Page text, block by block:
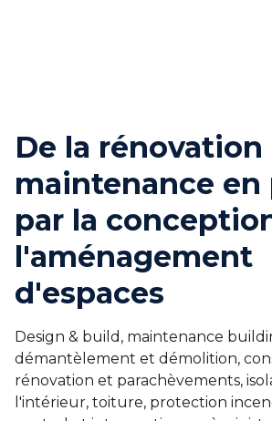
De la rénovation
maintenance en
par la
l'aménagement
d'espaces
Design & build, maintenance
démantèlement et démolition,
rénovation et parachèvements,
l'intérieur, toiture, protection